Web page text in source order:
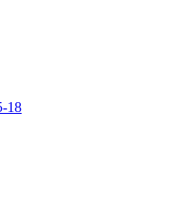
18